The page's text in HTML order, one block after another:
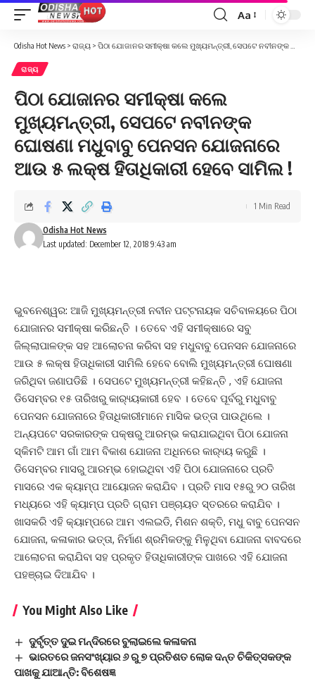
Font
Resizer
Aa
Odisha Hot News > ରାଜ୍ୟ > ପିଠା ଯୋଜାନର ସମୀକ୍ଷା କଲେ ମୁଖ୍ୟମନ୍ତ୍ରୀ, ସେପଟେ ନବୀନଙ୍କ ଘୋଷଣା ମଧୁବାବୁ ପେନସନ ଯୋଜନାରେ ଆଉ ୫ ଲକ୍ଷ ହିତାଧିକାରୀ ହେବେ ସାମିଲ !
ରାଜ୍ୟ
ପିଠା ଯୋଜାନର ସମୀକ୍ଷା କଲେ
ମୁଖ୍ୟମନ୍ତ୍ରୀ, ସେପଟେ ନବୀନଙ୍କ
ଘୋଷଣା ମଧୁବାବୁ ପେନସନ ଯୋଜନାରେ
ଆଉ ୫ ଲକ୍ଷ ହିତାଧିକାରୀ ହେବେ ସାମିଲ !
Last updated: December 12, 2018 9:43 am
Odisha Hot News
1 Min Read
ଭୁବନେଶ୍ୱର: ଆଜି ମୁଖ୍ୟମନ୍ତ୍ରୀ ନବୀନ ପଟ୍ଟନାୟକ ସଚିବାଳୟରେ ପିଠା
ଯୋଜାନର ସମୀକ୍ଷା କରିଛନ୍ତି । ତେବେ ଏହି ସମୀକ୍ଷାରେ ସବୁ
ଜିଲ୍ଲାପାଳଙ୍କ ସହ ଆଲୋଚନା କରିବା ସହ ମଧୁବାବୁ ପେନସନ ଯୋଜନାରେ
ଆଉ ୫ ଲକ୍ଷ ହିତାଧିକାରୀ ସାମିଲି ହେବେ ବୋଲି ମୁଖ୍ୟମନ୍ତ୍ରୀ ଘୋଷଣା
ଜରିଥିବା ଜଣାପଡିଛି । ସେପଟେ ମୁଖ୍ୟମନ୍ତ୍ରୀ କହିଛନ୍ତି , ଏହି ଯୋଜନା
ଡିସେମ୍ବର ୧୫ ତାରିଖରୁ କାର‌୍ୟ୍ୟକାରୀ ହେବ । ତେବେ ପୂର୍ବରୁ ମଧୁବାବୁ
ପେନସନ ଯୋଜନାରେ ହିତାଧିକାରୀମାନେ ମାସିକ ଭତ୍ତା ପାଉଥିଲେ ।
ଅନ୍ୟପଟେ ସରକାରଙ୍କ ପକ୍ଷରୁ ଆରମ୍ଭ କରାଯାଇଥିବା ପିଠା ଯୋଜନା
ସ୍କିମଟି ଆମ ଗାଁ ଆମ ବିକାଶ ଯୋଜନା ଅଧିନରେ କାର‌୍ୟ୍ୟ କରୁଛି ।
ଡିସେମ୍ବର ମାସରୁ ଆରମ୍ଭ ହୋଇଥିବା ଏହି ପିଠା ଯୋଜନାରେ ପ୍ରତି
ମାସରେ ଏକ କ୍ୟାମ୍ପ ଆୟୋଜନ କରାଯିବ । ପ୍ରତି ମାସ ୧୫ରୁ ୨୦ ତାରିଖ
ମଧ୍ୟରେ ଏହି କ୍ୟାମ୍ପ ପ୍ରତି ଗ୍ରାମ ପଞ୍ଚାୟତ ସ୍ତରରେ କରାଯିବ ।
ଖାସକରି ଏହି କ୍ୟାମ୍ପରେ ଆମ ଏଲଇଡି, ମିଶନ ଶକ୍ତି, ମଧୁ ବାବୁ ପେନସନ
ଯୋଜନା, କଳାକାର ଭତ୍ତା, ନିର୍ମାଣ ଶ୍ରମିକଙ୍କୁ ମିଳୁଥିବା ଯୋଜନା ବାବଦରେ
ଆଲୋଚନା କରାଯିବା ସହ ପ୍ରକୃତ ହିତାଧିକାରୀଙ୍କ ପାଖରେ ଏହି ଯୋଜନା
ପହଞ୍ଚାଇ ଦିଆଯିବ ।
You Might Also Like
ଦୁର୍ବୃତ୍ତ ଦୁଇ ମନ୍ଦିରରେ ବୁଲାଇଲେ କଳାକନା
ଭାରତରେ ଜନସଂଖ୍ୟାର ୬ ରୁ ୭ ପ୍ରତିଶତ ଲୋକ ଦନ୍ତ ଚିକିତ୍ସକଙ୍କ
ପାଖକୁ ଯାଆନ୍ତି: ବିଶେଷଜ୍ଞ